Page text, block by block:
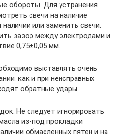
обороты. Для устранения
свечи на наличие
наличии или заменить свечи.
зазор между электродами и
0,75±0,05 мм.
выставлять очень
как и при неисправных
обратные удары.
Не следует игнорировать
из-под прокладки
обмасленных пятен и на